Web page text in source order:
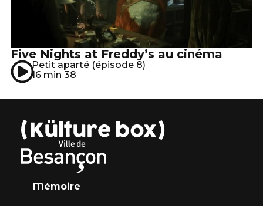
Five Nights at Freddy’s au cinéma
Petit aparté (épisode 8)
16 min 38
Mémoire